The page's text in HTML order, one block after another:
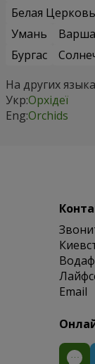
Белая Церковь
Умань
Бургас
На других
Укр:Орхідеї
Eng:Orchids
Email